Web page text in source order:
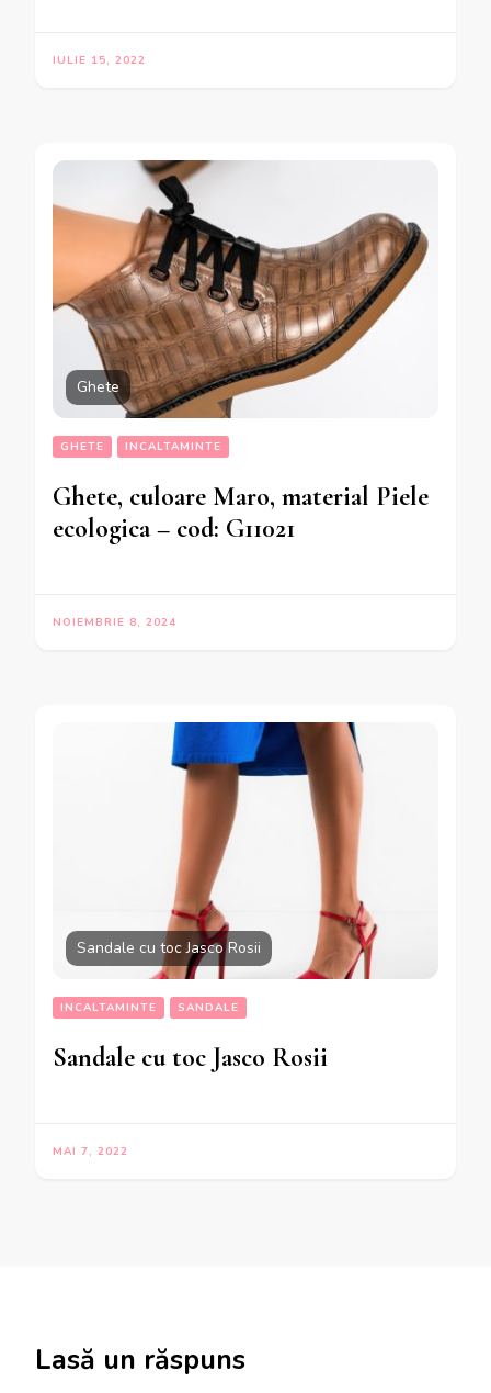
IULIE 15, 2022
Ghete
GHETE INCALTAMINTE
Ghete, culoare Maro, material Piele
ecologica – cod: G11021
NOIEMBRIE 8, 2024
Sandale cu toc Jasco Rosii
INCALTAMINTE SANDALE
Sandale cu toc Jasco Rosii
MAI 7, 2022
Lasă un răspuns